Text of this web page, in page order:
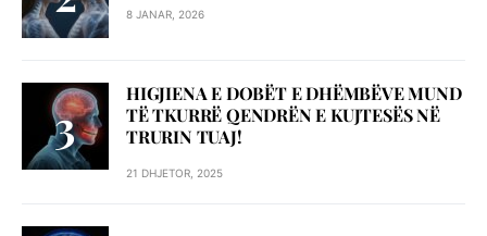
8 JANAR, 2026
HIGJIENA E DOBËT E DHËMBËVE MUND
TË TKURRË QENDRËN E KUJTESËS NË
TRURIN TUAJ!
21 DHJETOR, 2025